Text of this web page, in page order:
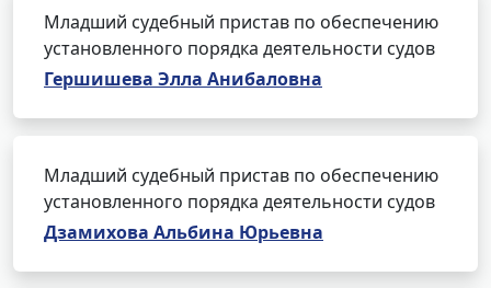
Младший судебный пристав по обеспечению
установленного порядка деятельности судов
Гершишева Элла Анибаловна
Младший судебный пристав по обеспечению
установленного порядка деятельности судов
Дзамихова Альбина Юрьевна